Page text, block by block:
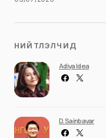
НИЙТЛЭЛЧИД
Adiya Idea
D. Sainbayar